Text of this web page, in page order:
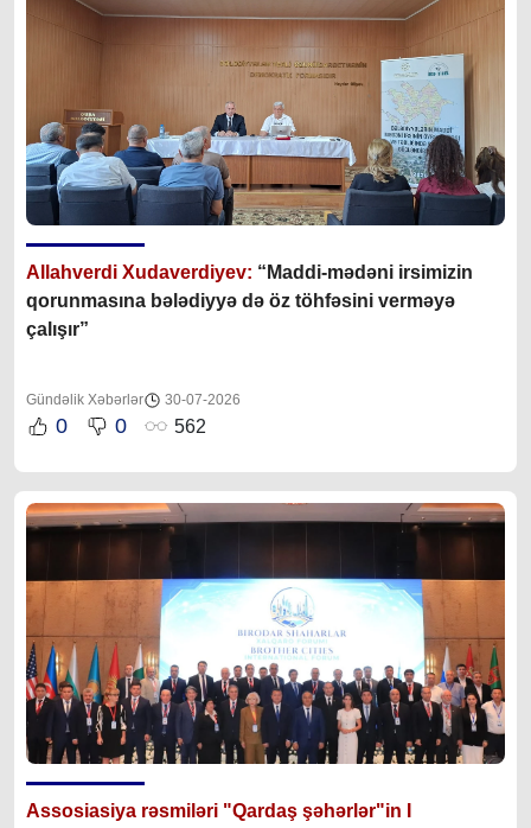
Allahverdi Xudaverdiyev: “Maddi-mədəni irsimizin
qorunmasına bələdiyyə də öz töhfəsini verməyə
çalışır”
Gündəlik Xəbərlər 30-07-2026
0 0 562
Assosiasiya rəsmiləri "Qardaş şəhərlər"in I